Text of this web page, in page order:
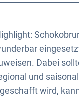
Dabei
und
wird,